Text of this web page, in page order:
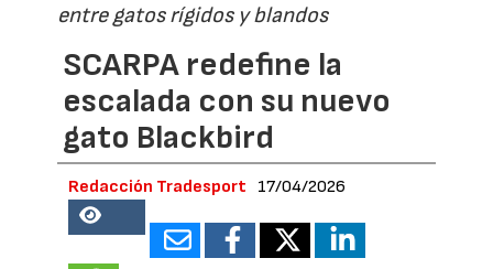
entre gatos rígidos y blandos
SCARPA redefine la
escalada con su nuevo
gato Blackbird
Redacción Tradesport 17/04/2026
18869